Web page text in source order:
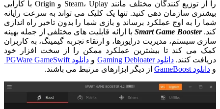
را از توزیع کنندگان مختلف مانند Steam، Uplay و Origin با کارایی
بیشتری سازمان دهی کنید. تنها یک کلیک می تواند به سرعت رایانه
شما را به اوج عملکرد برساند و بازی شما را بدون تاخیر راه اندازی
کند.Smart Game Boosterبا ارائه قابلیت های مختلفی از جمله بهینه
سازی سیستم، مدیریت درایورها، و ارتقاء تجربه گیمینگ، به کاربران
کمک می کند تا بیشترین عملکرد ممکن را از سخت افزار خود
دریافت کنند.دانلود Gaming Debloater و دانلود PGWare GameSwift
و دانلود GameBoost از دیگر ابزارهای مرتبط می باشند.